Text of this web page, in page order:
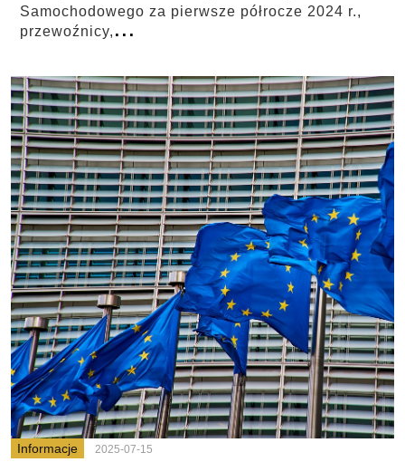
Samochodowego za pierwsze półrocze 2024 r.,
przewoźnicy,...
Informacje 2025-07-15